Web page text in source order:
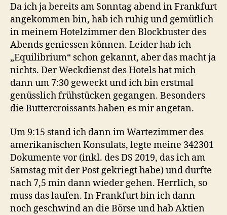
Da ich ja bereits am Sonntag abend in Frankfurt
angekommen bin, hab ich ruhig und gemütlich
in meinem Hotelzimmer den Blockbuster des
Abends geniessen können. Leider hab ich
„Equilibrium“ schon gekannt, aber das macht ja
nichts. Der Weckdienst des Hotels hat mich
dann um 7:30 geweckt und ich bin erstmal
genüsslich frühstücken gegangen. Besonders
die Buttercroissants haben es mir angetan.
Um 9:15 stand ich dann im Wartezimmer des
amerikanischen Konsulats, legte meine 342301
Dokumente vor (inkl. des DS 2019, das ich am
Samstag mit der Post gekriegt habe) und durfte
nach 7,5 min dann wieder gehen. Herrlich, so
muss das laufen. In Frankfurt bin ich dann
noch geschwind an die Börse und hab Aktien